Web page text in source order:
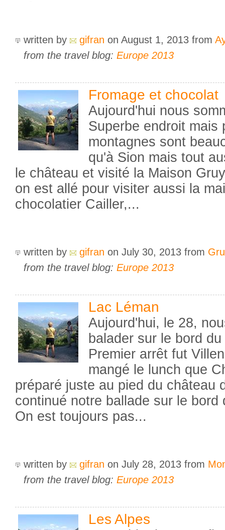
written by gifran on August 1, 2013 from
from the travel blog: Europe 2013
Fromage et chocolat
Aujourd'hui nous
Superbe endroit mais
montagnes sont
qu'à Sion mais tout
le château et visité la Maison
on est allé pour visiter aussi la
chocolatier Cailler,...
written by gifran on July 30, 2013 from
from the travel blog: Europe 2013
Lac Léman
Aujourd'hui, le 28,
balader sur le bord
Premier arrêt fut
mangé le lunch que
préparé juste au pied du château
continué notre ballade sur le bord
On est toujours pas...
written by gifran on July 28, 2013 from
from the travel blog: Europe 2013
Les Alpes